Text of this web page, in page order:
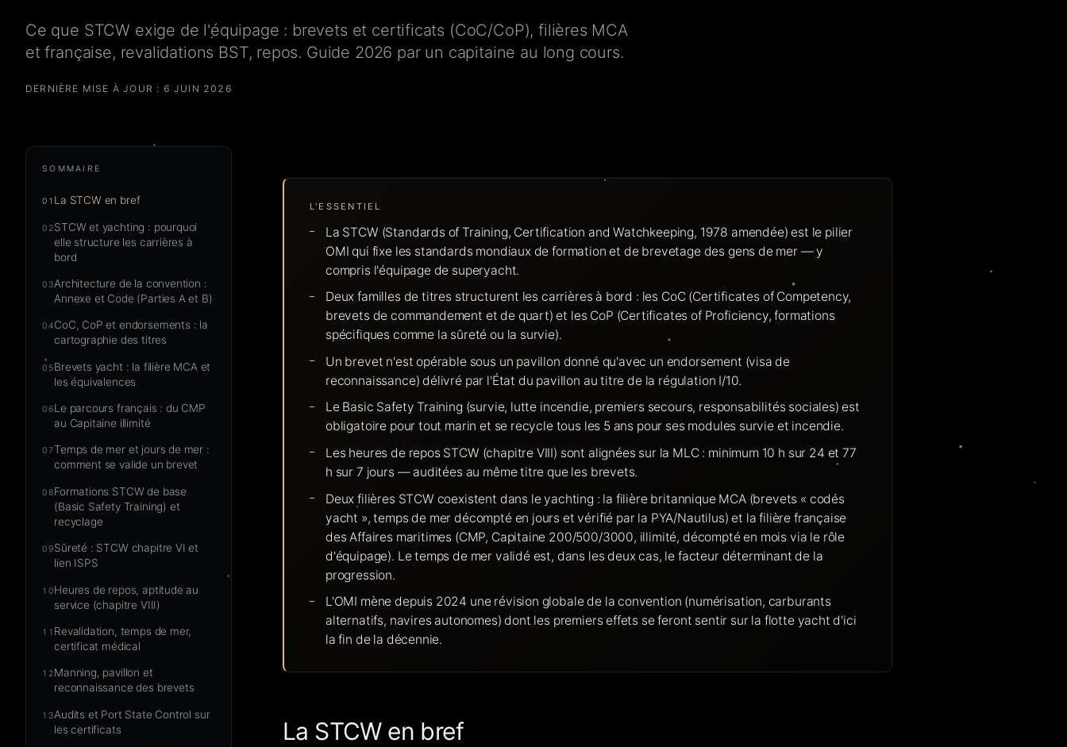
Ce que STCW exige de l'équipage : brevets et certificats (CoC/CoP), filières MCA
et française, revalidations BST, repos. Guide 2026 par un capitaine au long cours.
DERNIÈRE MISE À JOUR : 6 JUIN 2026
SOMMAIRE
01 La STCW en bref
02STCW et yachting : pourquoi
elle structure les carrières à
bord
03Architecture de la convention :
Annexe et Code (Parties A et B)
04CoC, CoP et endorsements : la
cartographie des titres
05Brevets yacht : la filière MCA et
les équivalences
06Le parcours français : du CMP
au Capitaine illimité
07Temps de mer et jours de mer :
comment se valide un brevet
08Formations STCW de base
(Basic Safety Training) et
recyclage
09Sûreté : STCW chapitre VI et
lien ISPS
10Heures de repos, aptitude au
service (chapitre VIII)
11 Revalidation, temps de mer,
certificat médical
12Manning, pavillon et
reconnaissance des brevets
13Audits et Port State Control sur
les certificats
L'ESSENTIEL
La STCW (Standards of Training, Certification and Watchkeeping, 1978 amendée) est le pilier
OMI qui fixe les standards mondiaux de formation et de brevetage des gens de mer — y
compris l'équipage de superyacht.
Deux familles de titres structurent les carrières à bord : les CoC (Certificates of Competency,
brevets de commandement et de quart) et les CoP (Certificates of Proficiency, formations
spécifiques comme la sûreté ou la survie).
Un brevet n'est opérable sous un pavillon donné qu'avec un endorsement (visa de
reconnaissance) délivré par l'État du pavillon au titre de la régulation I/10.
Le Basic Safety Training (survie, lutte incendie, premiers secours, responsabilités sociales) est
obligatoire pour tout marin et se recycle tous les 5 ans pour ses modules survie et incendie.
Les heures de repos STCW (chapitre VIII) sont alignées sur la MLC : minimum 10 h sur 24 et 77
h sur 7 jours — auditées au même titre que les brevets.
Deux filières STCW coexistent dans le yachting : la filière britannique MCA (brevets « codés
yacht », temps de mer décompté en jours et vérifié par la PYA/Nautilus) et la filière française
des Affaires maritimes (CMP, Capitaine 200/500/3000, illimité, décompté en mois via le rôle
d'équipage). Le temps de mer validé est, dans les deux cas, le facteur déterminant de la
progression.
L'OMI mène depuis 2024 une révision globale de la convention (numérisation, carburants
alternatifs, navires autonomes) dont les premiers effets se feront sentir sur la flotte yacht d'ici
la fin de la décennie.
La STCW en bref